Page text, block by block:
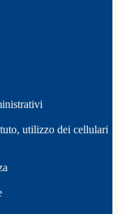
utilizzo dei cellulari